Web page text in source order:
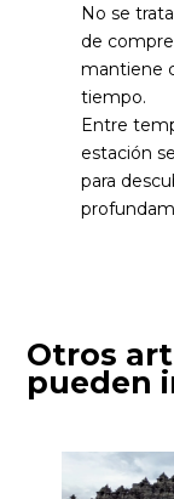
No se
de
mantiene
tiempo.
Entre
estación
para
Otros
pueden